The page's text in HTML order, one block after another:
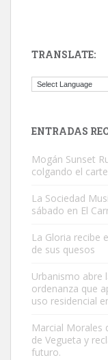
El ayuntamiento se
Este gato macho ha
Leales.org » Gran
TRANSLATE:
ENTRADAS
Mogán Sunset
colgando el
La Sociedad
sábado en El
La Gloria recibe
de sus quesos
Urbanismo abre
ordenanza que
uso residencial
Marcial Morales
de Vegueta y
futuro.